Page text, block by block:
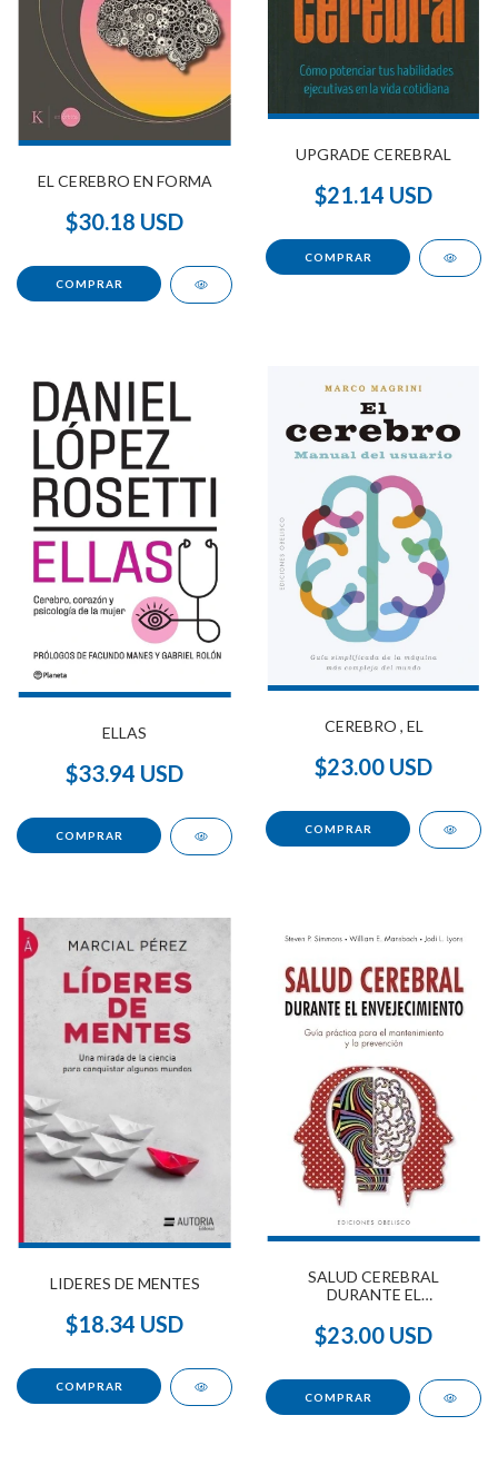
EL CEREBRO EN FORMA
$30.18 USD
UPGRADE CEREBRAL
$21.14 USD
ELLAS
$33.94 USD
CEREBRO , EL
$23.00 USD
LIDERES DE MENTES
$18.34 USD
SALUD CEREBRAL
DURANTE EL
$23.00 USD